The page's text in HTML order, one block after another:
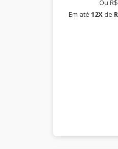
Ou
Em até 12X de